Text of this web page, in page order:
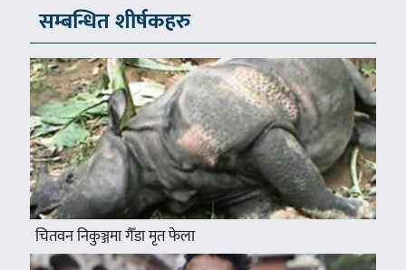
सम्बन्धित शीर्षकहरु
चितवन निकुञ्जमा गैँडा मृत फेला